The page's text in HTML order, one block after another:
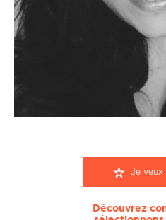
Je veux
Découvrez